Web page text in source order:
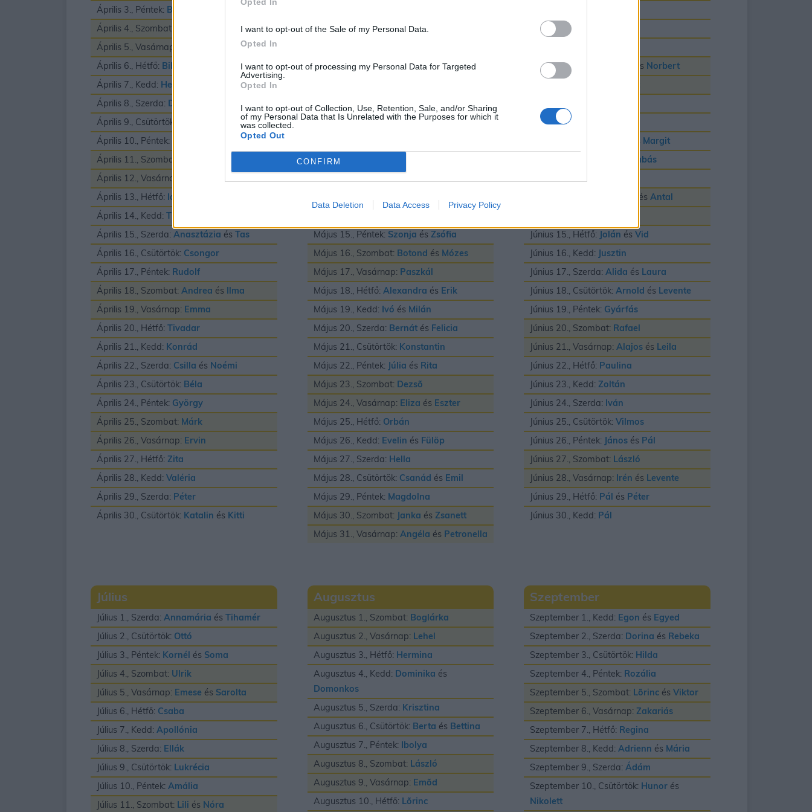
I want to opt-out of the Sale of my Personal Data.
Opted In
I want to opt-out of processing my Personal Data for Targeted
Advertising.
Opted In
I want to opt-out of Collection, Use, Retention, Sale, and/or Sharing
of my Personal Data that Is Unrelated with the Purposes for which it
was collected.
Opted Out
CONFIRM
Data Deletion Data Access Privacy Policy
Április 3., Péntek: Buda
Április 4., Szombat:
Április 5., Vasárnap:
Április 6., Hétfő: Biborka
Április 7., Kedd: Herman
Április 8., Szerda: Dénes
Április 9., Csütörtök:
Április 10., Péntek:
Április 11., Szombat:
Április 12., Vasárnap:
Április 13., Hétfő: Ida
Április 14., Kedd: Tibor
Április 15., Szerda: Anasztázia és Tas
Április 16., Csütörtök: Csongor
Április 17., Péntek: Rudolf
Április 18., Szombat: Andrea és Ilma
Április 19., Vasárnap: Emma
Április 20., Hétfő: Tivadar
Április 21., Kedd: Konrád
Április 22., Szerda: Csilla és Noémi
Április 23., Csütörtök: Béla
Április 24., Péntek: György
Április 25., Szombat: Márk
Április 26., Vasárnap: Ervin
Április 27., Hétfő: Zita
Április 28., Kedd: Valéria
Április 29., Szerda: Péter
Április 30., Csütörtök: Katalin és Kitti
Május 4., Hétfő:Flórián ésMónika
Május 6., Szerda:FridaésIvett
Május 8., Péntek:Mihály
Május 9., Szombat:Gergely
Május 11., Hétfő:
Május 15., Péntek: Szonja és Zsófia
Május 16., Szombat: Botond és Mózes
Május 17., Vasárnap: Paszkál
Május 18., Hétfő: Alexandra és Erik
Május 19., Kedd: Ivó és Milán
Május 20., Szerda: Bernátés Felicia
Május 21., Csütörtök: Konstantin
Május 22., Péntek: Júlia és Rita
Május 23., Szombat: Dezsõ
Május 24., Vasárnap: Eliza és Eszter
Május 25., Hétfő: Orbán
Május 26., Kedd: Evelin és Fülöp
Május 27., Szerda: Hella
Május 28., Csütörtök: Csanád és Emil
Május 29., Péntek: Magdolna
Május 30., Szombat: Janka és Zsanett
Május 31., Vasárnap: Angéla és Petronella
Június 4., Csütörtök:
Június 6., Szombat:
és Norbert
Június 9., Kedd:
Margit
Barnabás
ésAntal
Június 15., Hétfő: Jolán ésVid
Június 16., Kedd: Jusztin
Június 17., Szerda:Alida és Laura
Június 18., Csütörtök:Arnold és Levente
Június 19., Péntek: Gyárfás
Június 20., Szombat: Rafael
Június 21., Vasárnap:Alajos és Leila
Június 22., Hétfő: Paulina
Június 23., Kedd: Zoltán
Június 24., Szerda: Iván
Június 25., Csütörtök:Vilmos
Június 26., Péntek: János és Pál
Június 27., Szombat: László
Június 28., Vasárnap: Irén és Levente
Június 29., Hétfő: Pál és Péter
Június 30., Kedd: Pál
Július
Július 1., Szerda: Annamária és Tihamér
Július 2., Csütörtök: Ottó
Július 3., Péntek: Kornél és Soma
Július 4., Szombat: Ulrik
Július 5., Vasárnap: Emese és Sarolta
Július 6., Hétfő: Csaba
Július 7., Kedd: Apollónia
Július 8., Szerda: Ellák
Július 9., Csütörtök: Lukrécia
Július 10., Péntek: Amália
Július 11., Szombat: Lili és Nóra
Augusztus
Augusztus 1., Szombat: Boglárka
Augusztus 2., Vasárnap: Lehel
Augusztus 3., Hétfő: Hermina
Augusztus 4., Kedd: Dominika és
Domonkos
Augusztus 5., Szerda: Krisztina
Augusztus 6., Csütörtök: Berta és Bettina
Augusztus 7., Péntek: Ibolya
Augusztus 8., Szombat: László
Augusztus 9., Vasárnap: Emõd
Augusztus 10., Hétfő: Lõrinc
Szeptember
Szeptember 1., Kedd: Egon és Egyed
Szeptember 2., Szerda: Dorina és Rebeka
Szeptember 3., Csütörtök: Hilda
Szeptember 4., Péntek: Rozália
Szeptember 5., Szombat: Lõrinc ésViktor
Szeptember 6., Vasárnap: Zakariás
Szeptember 7., Hétfő: Regina
Szeptember 8., Kedd:Adrienn és Mária
Szeptember 9., Szerda:Ádám
Szeptember 10., Csütörtök: Hunor és
Nikolett